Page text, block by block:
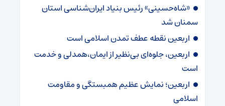
«شاه‌حسینی» رئیس بنیاد ایران‌شناسی استان
سمنان شد
اربعین نقطه عطف تمدن اسلامی است
اربعین، جلوه‌ای بی‌نظیر از ایمان،همدلی و خدمت
است
اربعین؛ نمایش عظیم همبستگی و مقاومت
اسلامی